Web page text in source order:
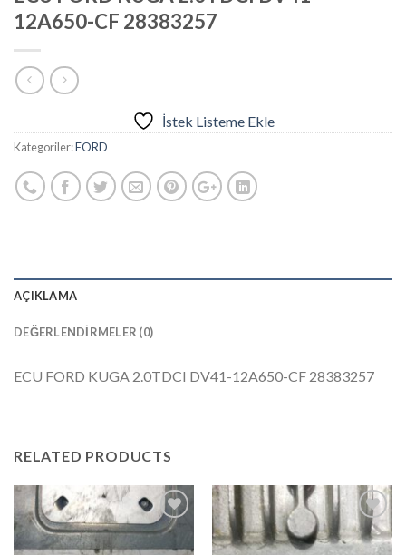
12A650-CF 28383257
İstek Listeme Ekle
Kategoriler:FORD
AÇIKLAMA
DEĞERLENDIRMELER (0)
ECU FORD KUGA 2.0TDCI DV41-12A650-CF 28383257
RELATED PRODUCTS